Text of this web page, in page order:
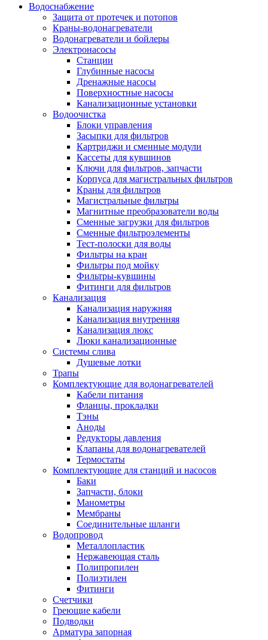
Строительные товары
Все для бани
Полезные статьи
Новости и Акции
Оплата и доставка
Сервис-центр
Адреса Сервис-центров
Условия возврата товара
Обмен и возврат товара
Вакансии
Водоснабжение
Защита от протечек и потопов
Краны-водонагреватели
Водонагреватели и бойлеры
Электронасосы
Станции
Глубинные насосы
Дренажные насосы
Поверхностные насосы
Канализационные установки
Водоочистка
Блоки управления
Засыпки для фильтров
Картриджи и сменные модули
Кассеты для кувшинов
Ключи для фильтров, запчасти
Корпуса для магистральных фильтров
Краны для фильтров
Магистральные фильтры
Магнитные преобразователи воды
Сменные загрузки для фильтров
Сменные фильтроэлементы
Тест-полоски для воды
Фильтры на кран
Фильтры под мойку
Фильтры-кувшины
Фитинги для фильтров
Канализация
Канализация наружняя
Канализация внутренняя
Канализация люкс
Люки канализационные
Системы слива
Душевые лотки
Трапы
Комплектующие для водонагревателей
Кабели питания
Фланцы, прокладки
Тэны
Аноды
Редукторы давления
Клапаны для водонагревателей
Термостаты
Комплектующие для станций и насосов
Баки
Запчасти, блоки
Манометры
Мембраны
Соединительные шланги
Водопровод
Металлопластик
Нержавеющая сталь
Полипропилен
Полиэтилен
Фитинги
Счетчики
Греющие кабели
Подводки
Арматура запорная